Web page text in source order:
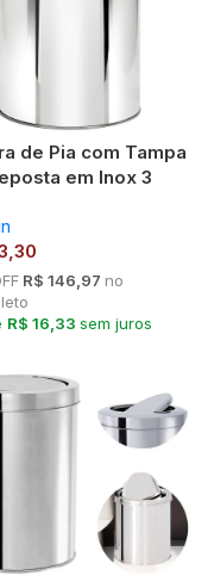
de Pia com Tampa
em Inox 3
R$ 146,97 no
R$ 16,33 sem juros